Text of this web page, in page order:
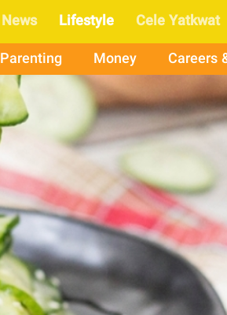
News Lifestyle Cele Yatkwat
Parenting Money Careers